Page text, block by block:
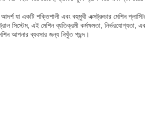
যা একটি শক্তিশালী এবং বহুমুখী এক্সট্রুডার মেশিন
সিস্টেম, এই মেশিন ব্যতিক্রমী কর্মক্ষমতা, নির্ভরযোগ্যতা,
আপনার ব্যবসার জন্য নিখুঁত পছন্দ।